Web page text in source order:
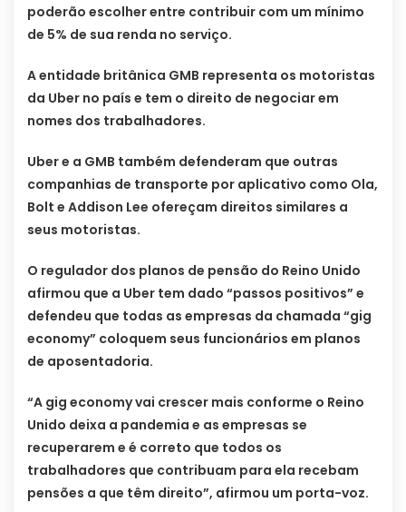
poderão escolher entre contribuir com um mínimo
de 5% de sua renda no serviço.
A entidade britânica GMB representa os motoristas
da Uber no país e tem o direito de negociar em
nomes dos trabalhadores.
Uber e a GMB também defenderam que outras
companhias de transporte por aplicativo como Ola,
Bolt e Addison Lee ofereçam direitos similares a
seus motoristas.
O regulador dos planos de pensão do Reino Unido
afirmou que a Uber tem dado “passos positivos” e
defendeu que todas as empresas da chamada “gig
economy” coloquem seus funcionários em planos
de aposentadoria.
“A gig economy vai crescer mais conforme o Reino
Unido deixa a pandemia e as empresas se
recuperarem e é correto que todos os
trabalhadores que contribuam para ela recebam
pensões a que têm direito”, afirmou um porta-voz.